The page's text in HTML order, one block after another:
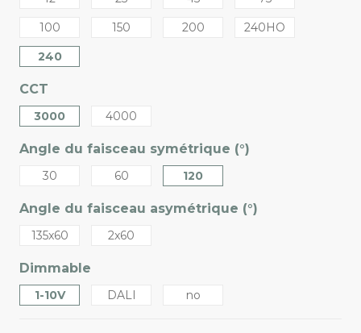
100
150 200
240HO
240
CCT
3000 4000
Angle du faisceau symétrique (°)
30 60 120
Angle du faisceau asymétrique (°)
135x60 2x60
Dimmable
1-10V DALI no